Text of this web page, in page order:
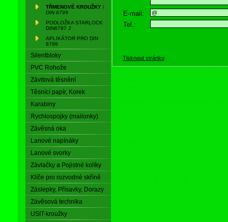
TŘMENOVÉ KROUŽKY /
DIN 6799
PODLOŽKA STARLOCK
DIN6797 J
APLIKÁTOR PRO DIN
6799
Silentbloky
PVC Rohože
Závitová těsnění
Těsnící papír, Korek
Karabiny
Rychlospojky (mailonky)
Závěsná oka
Lanové napínáky
Lanové svorky
Závlačky a Pojistné kolíky
Klíče pro rozvodné skříně
Záslepky, Přísavky, Dorazy
Závěsová technika
USIT-kroužky
E-mail:
Tel.:
Tisknout stránku